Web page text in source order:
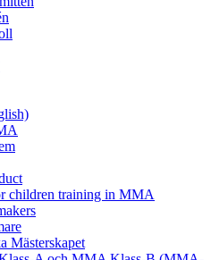
children training in MMA
Mästerskapet